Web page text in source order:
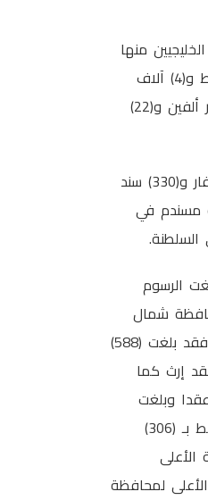
سندات تملك الخليجيين منها
(5) آلاف و(294) سند ملكية بمحافظة شمال الباطنة و(4) آلاف و(761) سند ملكية بمحافظة مسقط و(4) آلاف
و(252) سند ملكية بمحافظة الداخلية و (4) آلاف و(179) سند ملكية بمحافظة جنوب الباطنة وإصدار ألفين و(22)
وأشار الى أنه تم إصدار ألف و(628) سند ملكية بمحافظة الظاهرة و(983) سند ملكية بمحافظة ظفار و(330) سند
سند ملكية بمحافظة مسندم في
الرسوم
مبادلة كان نصيب محافظة شمال
الشرقية (24) عقدا للمبادلة وهي النسبة الأعلى على مستوى المحافظات أما بالنسبة لعقود الإرث فقد بلغت (588)
الباطنة النسبة الأعلى في عدد العقود المبرمة وبلغت (230) عقد إرث كما
ألفًا و(542) عقدا كانت النسبة الأعلى لمحافظة شمال الباطنة بـ(287) عقدا وبلغت
عقود فك الرهن المبرمة على مستوى المحافظات (849) عقدا كانت النسبة الأعلى لمحافظة مسقط بـ (306)
كانت النسبة الأعلى
(227) عقدا كان النسبة الأعلى لمحافظة